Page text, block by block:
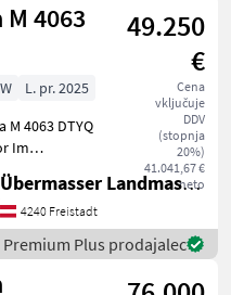
4063
49.250
€
Cena
vključuje
DDV
(stopnja
20%)
41.041,67 €
neto
L. pr. 2025
M 4063 DTYQ
mechanisch +
+ Manuelle
+
+
Übermasser Landmaschinenhandel
4240 Freistadt
Premium Plus prodajalec